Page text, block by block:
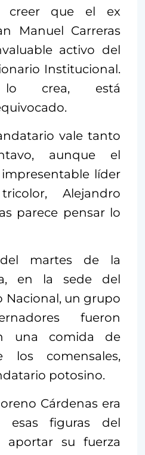
creer que el ex
Manuel Carreras
activo del
Institucional.
crea, está
vale tanto
aunque el
líder
Alejandro
parece pensar lo
martes de la
en la sede del
Nacional, un grupo
fueron
una comida de
los comensales,
potosino.
Cárdenas era
esas figuras del
aportar su fuerza